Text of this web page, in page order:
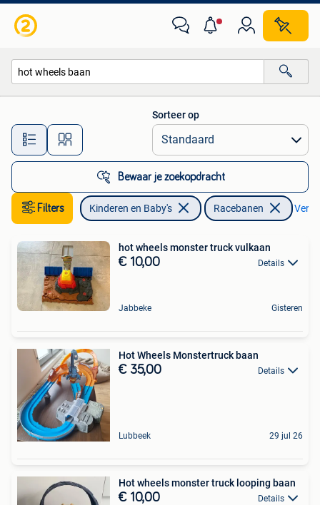
Alle afstanden…
Sorteer op
Bewaar je zoekopdracht
Filters Kinderen en Baby's Racebanen
hot wheels monster truck vulkaan
€ 10,00 Details
Jabbeke Gisteren
Hot Wheels Monstertruck baan
€ 35,00 Details
Lubbeek 29 jul 26
Hot wheels monster truck looping baan
€ 10,00 Details